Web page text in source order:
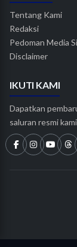
Tentang Kami
Redaksi
Pedoman Media
Disclaimer
IKUTI KAMI
Dapatkan
saluran resmi